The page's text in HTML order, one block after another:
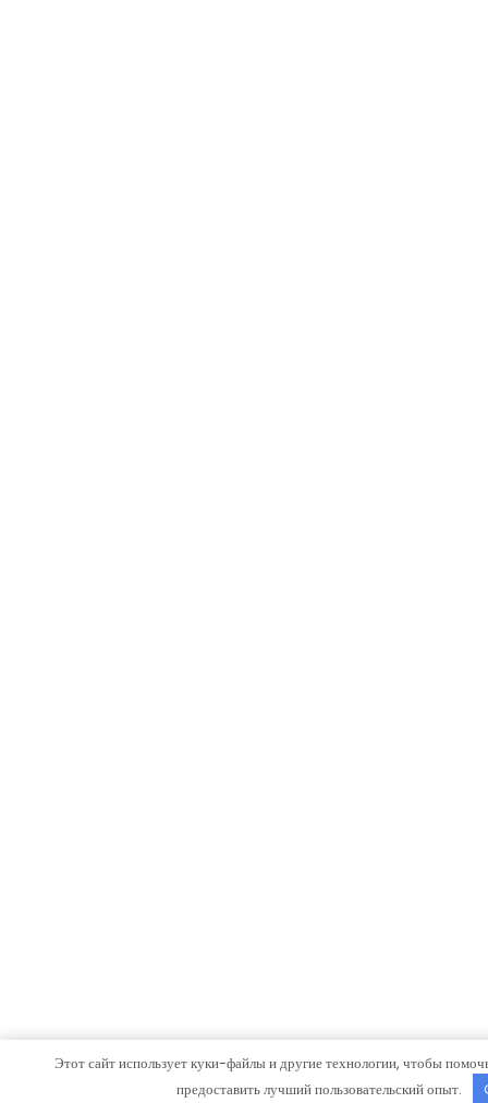
Этот сайт использует куки-файлы и другие технологии, чтобы
предоставить лучший пользовательский опыт.